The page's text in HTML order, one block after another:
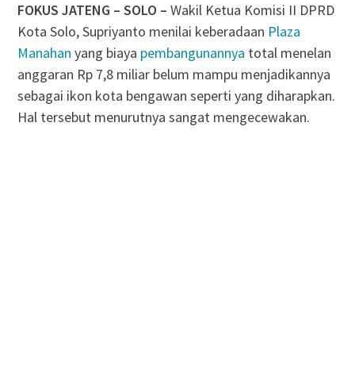
FOKUS JATENG – SOLO – Wakil Ketua Komisi II DPRD
Kota Solo, Supriyanto menilai keberadaan Plaza
Manahan yang biaya pembangunannya total menelan
anggaran Rp 7,8 miliar belum mampu menjadikannya
sebagai ikon kota bengawan seperti yang diharapkan.
Hal tersebut menurutnya sangat mengecewakan.